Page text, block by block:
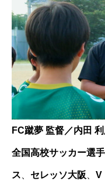
FC蹴夢 監督／内田
全国高校サッカー選
ス セレッソ大阪 V